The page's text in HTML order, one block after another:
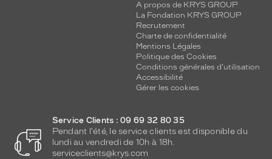
A propos de KRYS GROUP
La Fondation KRYS GROUP
Recrutement
Charte de confidentialité
Mentions Légales
Politique des Cookies
Conditions générales d'utilisation
Accessibilité
Gérer les cookies
Service Clients : 09 69 32 80 35
Pendant l'été, le service clients est disponible du
lundi au vendredi de 10h à 18h.
serviceclients@krys.com